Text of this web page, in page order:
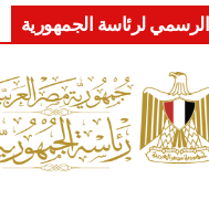
لرئاسة الجمهورية